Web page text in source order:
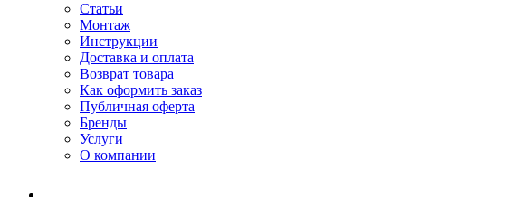
Статьи
Монтаж
Инструкции
Доставка и оплата
Возврат товара
Как оформить заказ
Публичная оферта
Бренды
Услуги
О компании